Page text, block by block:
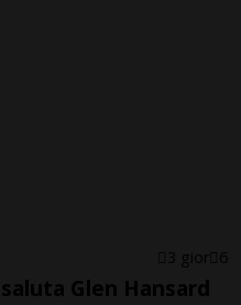
3 gior 6
Glen Hansard